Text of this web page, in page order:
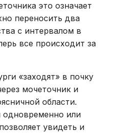
это означает
переносить два
с интервалом в
все происходит за
«заходят» в почку
мочеточник и
области.
одновременно или
увидеть и